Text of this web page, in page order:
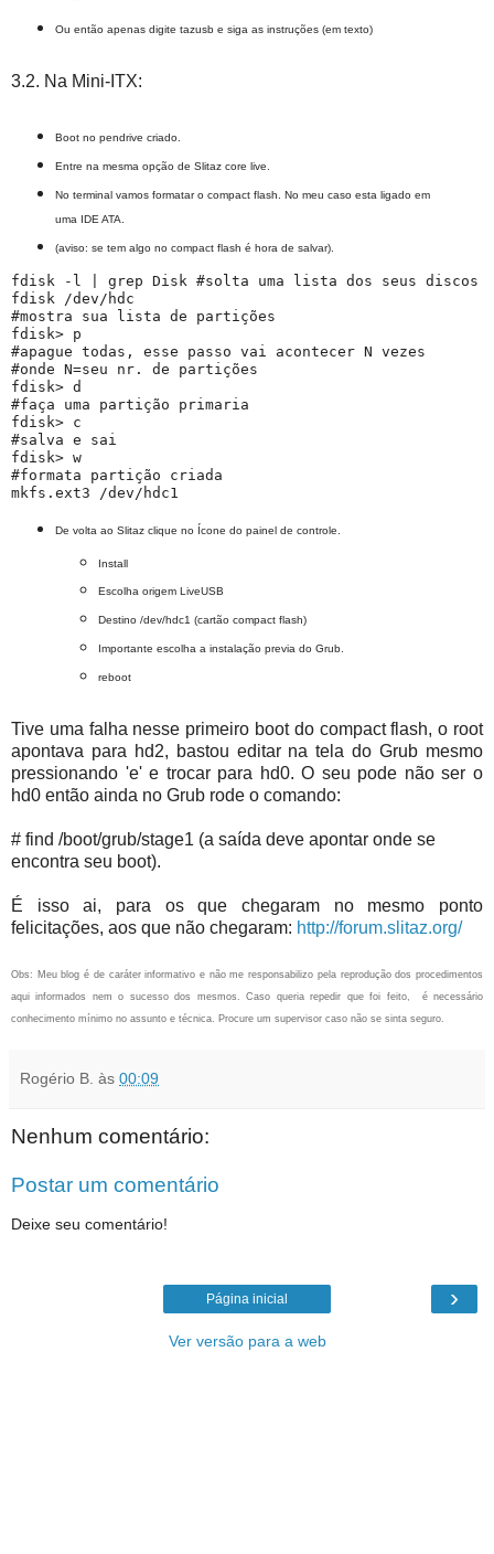
Ou então apenas digite tazusb e siga as instruções (em texto)
3.2. Na Mini-ITX:
Boot no pendrive criado.
Entre na mesma opção de Slitaz core live.
No terminal vamos formatar o compact flash. No meu caso esta ligado em
uma IDE ATA.
(aviso: se tem algo no compact flash é hora de salvar).
fdisk -l | grep Disk #solta uma lista dos seus discos
fdisk /dev/hdc
#mostra sua lista de partições
fdisk> p
#apague todas, esse passo vai acontecer N vezes
#onde N=seu nr. de partições
fdisk> d
#faça uma partição primaria
fdisk> c
#salva e sai
fdisk> w
#formata partição criada
De volta ao Slitaz clique no Ícone do painel de controle.
Install
Escolha origem LiveUSB
Destino /dev/hdc1 (cartão compact flash)
Importante escolha a instalação previa do Grub.
reboot
Tive uma falha nesse primeiro boot do compact flash, o root
apontava para hd2, bastou editar na tela do Grub mesmo
pressionando 'e' e trocar para hd0. O seu pode não ser o
hd0 então ainda no Grub rode o comando:
# find /boot/grub/stage1 (a saída deve apontar onde se
encontra seu boot).
É isso ai, para os que chegaram no mesmo ponto
felicitações, aos que não chegaram: http://forum.slitaz.org/
Obs: Meu blog é de caráter informativo e não me responsabilizo pela reprodução dos procedimentos
aqui informados nem o sucesso dos mesmos. Caso queria repedir que foi feito, é necessário
conhecimento mínimo no assunto e técnica. Procure um supervisor caso não se sinta seguro.
Rogério B. às 00:09
Nenhum comentário:
Postar um comentário
Deixe seu comentário!
›
Página inicial
Ver versão para a web